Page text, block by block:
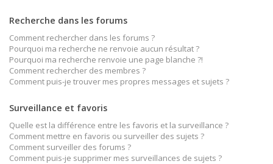
Recherche dans les forums
Comment rechercher dans les forums ?
Pourquoi ma recherche ne renvoie aucun résultat ?
Pourquoi ma recherche renvoie une page blanche ?!
Comment rechercher des membres ?
Comment puis-je trouver mes propres messages et sujets ?
Surveillance et favoris
Quelle est la différence entre les favoris et la surveillance ?
Comment mettre en favoris ou surveiller des sujets ?
Comment surveiller des forums ?
Comment puis-je supprimer mes surveillances de sujets ?